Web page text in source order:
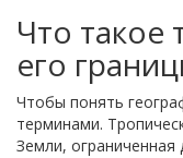
Что такое
его
Чтобы понять
терминами.
Земли, ограниченная